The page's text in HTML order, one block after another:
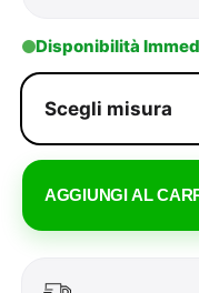
Disponibilità
Scegli misura
AGGIUNGI AL